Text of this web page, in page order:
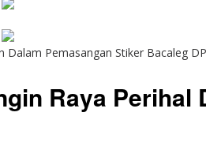
Pemasangan Stiker Bacaleg
Raya Perihal